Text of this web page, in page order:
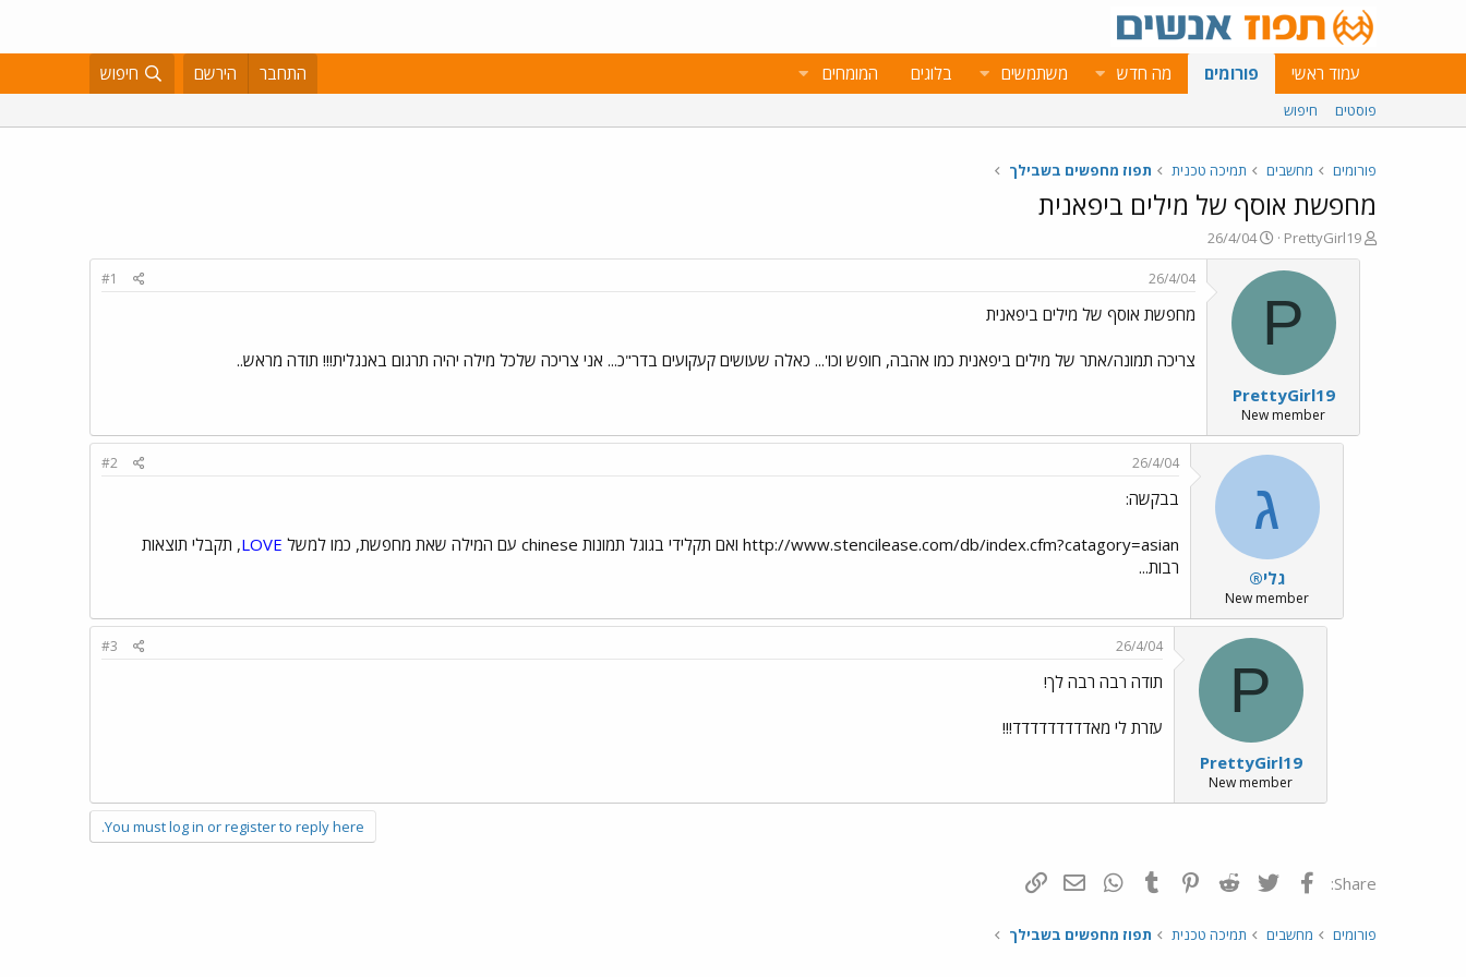
עמוד ראשי פורומים מה חדש משתמשים בלוגים המומחים התחבר הירשם חיפוש
פוסטים חיפוש
פורומים מחשבים תמיכה טכנית תפוז מחפשים בשבילך
מחפשת אוסף של מילים ביפאנית
פ
ו
PrettyGirl19
פ
ו
ר
א
ר
י
ך
26/4/04
P
PrettyGirl19
New member
26/4/04
#1
מחפשת אוסף של מילים ביפאנית
צריכה תמונה/אתר של מילים ביפאנית כמו אהבה, חופש וכו'... כאלה שעושים קעקועים בדר"כ... אני צריכה שלכל מילה יהיה תרגום באנגלית!!! תודה מראש..
ג
גלי®
New member
26/4/04
#2
בבקשה:
http://www.stencilease.com/db/index.cfm?catagory=asian ואם תקלידי בגוגל תמונות chinese עם המילה שאת מחפשת, כמו למשל LOVE, תקבלי תוצאות
רבות...
P
PrettyGirl19
New member
26/4/04
#3
תודה רבה רבה לך!
עזרת לי מאדדדדדדדדד!!!
You must log in or register to reply here.
Share: פייסבוק Twitter
Reddit
Pinterest
Tumblr
WhatsAppדואר אלקטרוני
פורומים מחשבים תמיכה טכנית תפוז מחפשים בשבילך